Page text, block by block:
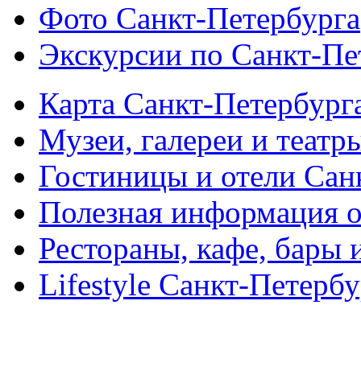
Фото Санкт-Петербурга
Экскурсии по Санкт-
Карта Санкт-
Музеи, галереи и
Гостиницы и отели
Полезная информация
Рестораны, кафе, бары
Lifestyle Санкт-